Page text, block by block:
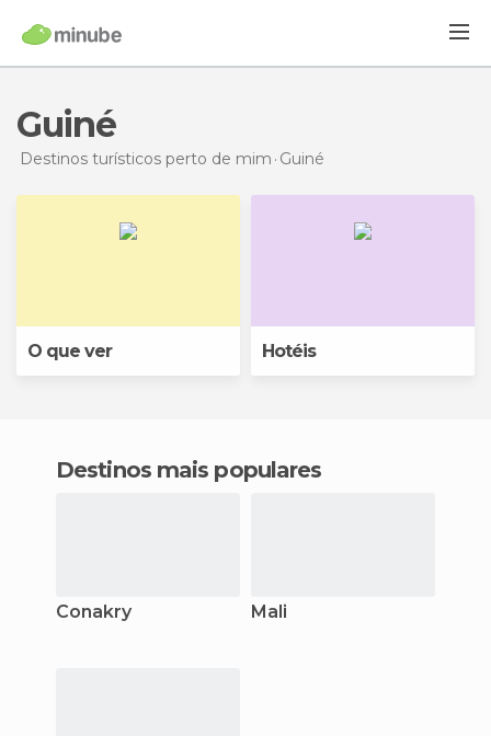
Guiné
Destinos turísticos perto de mim Guiné
O que ver Hotéis
Destinos mais populares
Conakry Mali